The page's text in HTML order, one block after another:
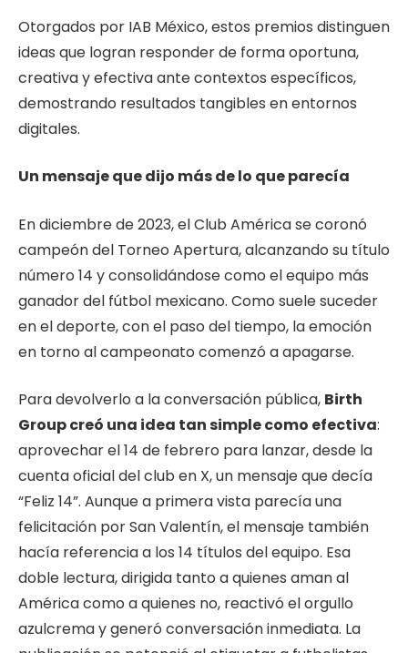
Otorgados por IAB México, estos premios distinguen
ideas que logran responder de forma oportuna,
creativa y efectiva ante contextos específicos,
demostrando resultados tangibles en entornos
digitales.
Un mensaje que dijo más de lo que parecía
En diciembre de 2023, el Club América se coronó
campeón del Torneo Apertura, alcanzando su título
número 14 y consolidándose como el equipo más
ganador del fútbol mexicano. Como suele suceder
en el deporte, con el paso del tiempo, la emoción
en torno al campeonato comenzó a apagarse.
Para devolverlo a la conversación pública, Birth
Group creó una idea tan simple como efectiva:
aprovechar el 14 de febrero para lanzar, desde la
cuenta oficial del club en X, un mensaje que decía
“Feliz 14”. Aunque a primera vista parecía una
felicitación por San Valentín, el mensaje también
hacía referencia a los 14 títulos del equipo. Esa
doble lectura, dirigida tanto a quienes aman al
América como a quienes no, reactivó el orgullo
azulcrema y generó conversación inmediata. La